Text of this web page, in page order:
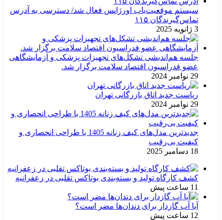
سیستم موقعیت‌یاب اورژانس فعال شد/ دسترسی به آدرس
تماس‌گیرندگان ۱۱۵
3 ژانویه 2025
جلسه هم‌اندیشی تشکل‌های تجهیزات پزشکی و آزمایشگاهی
عضو فدراسیون اقتصاد سلامت برگزار شد.
29 نوامبر 2024
ریاست جدید اتاق بازرگانی تهران
29 نوامبر 2024
جدیدترین مدل‌های کیف زنانه 1405 با طراحی انحصاری و
کیفیت بی‌رقیب
18 دسامبر 2025
کشف کارگاه تولید و بسته‌بندی بوتاکس تقلبی در زعفرانیه
11 ساعت پیش
آیا آب گازدار برای دندان‌ها مضر است؟
12 ساعت پیش